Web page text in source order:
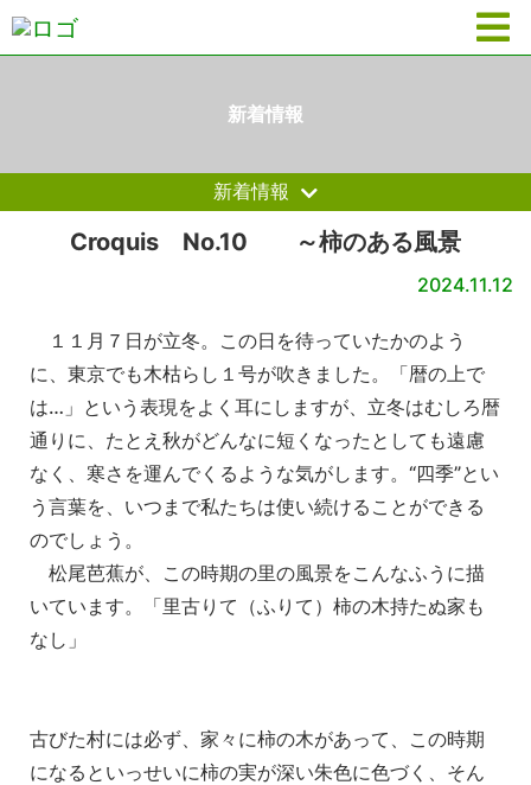
新着情報
新着情報
Croquis No.10 ～柿のある風景
2024.11.12
１１月７日が立冬。この日を待っていたかのよう
に、東京でも木枯らし１号が吹きました。「暦の上で
は…」という表現をよく耳にしますが、立冬はむしろ暦
通りに、たとえ秋がどんなに短くなったとしても遠慮
なく、寒さを運んでくるような気がします。“四季”とい
う言葉を、いつまで私たちは使い続けることができる
のでしょう。
松尾芭蕉が、この時期の里の風景をこんなふうに描
いています。「里古りて（ふりて）柿の木持たぬ家も
なし」
古びた村には必ず、家々に柿の木があって、この時期
になるといっせいに柿の実が深い朱色に色づく、そん